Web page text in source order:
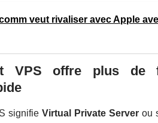
veut rivaliser avec Apple
VPS offre plus
signifie Virtual Private Serverou